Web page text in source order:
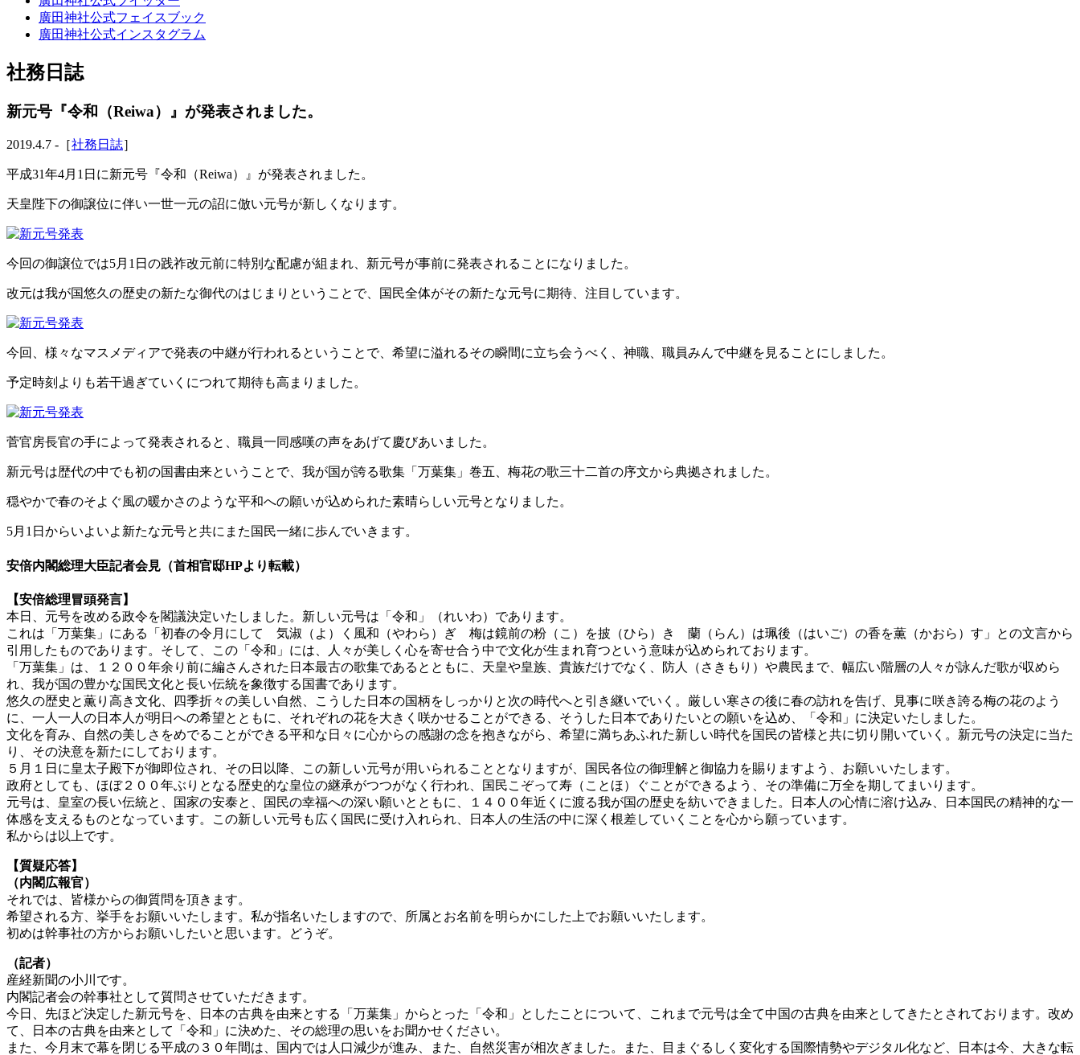
廣田神社公式フェイスブック
廣田神社公式インスタグラム
社務日誌
新元号『令和（Reiwa）』が発表されました。
2019.4.7 -［社務日誌］
平成31年4月1日に新元号『令和（Reiwa）』が発表されました。
天皇陛下の御譲位に伴い一世一元の詔に倣い元号が新しくなります。
今回の御譲位では5月1日の践祚改元前に特別な配慮が組まれ、新元号が事前に発表されることになりました。
改元は我が国悠久の歴史の新たな御代のはじまりということで、国民全体がその新たな元号に期待、注目しています。
今回、様々なマスメディアで発表の中継が行われるということで、希望に溢れるその瞬間に立ち会うべく、神職、職員みんで中継を見ることにしました。
予定時刻よりも若干過ぎていくにつれて期待も高まりました。
菅官房長官の手によって発表されると、職員一同感嘆の声をあげて慶びあいました。
新元号は歴代の中でも初の国書由来ということで、我が国が誇る歌集「万葉集」巻五、梅花の歌三十二首の序文から典拠されました。
穏やかで春のそよぐ風の暖かさのような平和への願いが込められた素晴らしい元号となりました。
5月1日からいよいよ新たな元号と共にまた国民一緒に歩んでいきます。
安倍内閣総理大臣記者会見（首相官邸HPより転載）
【安倍総理冒頭発言】
本日、元号を改める政令を閣議決定いたしました。新しい元号は「令和」（れいわ）であります。
これは「万葉集」にある「初春の令月にして 気淑（よ）く風和（やわら）ぎ 梅は鏡前の粉（こ）を披（ひら）き 蘭（らん）は珮後（はいご）の香を薫（かおら）す」との文言から
引用したものであります。そして、この「令和」には、人々が美しく心を寄せ合う中で文化が生まれ育つという意味が込められております。
「万葉集」は、１２００年余り前に編さんされた日本最古の歌集であるとともに、天皇や皇族、貴族だけでなく、防人（さきもり）や農民まで、幅広い階層の人々が詠んだ歌が収めら
れ、我が国の豊かな国民文化と長い伝統を象徴する国書であります。
悠久の歴史と薫り高き文化、四季折々の美しい自然、こうした日本の国柄をしっかりと次の時代へと引き継いでいく。厳しい寒さの後に春の訪れを告げ、見事に咲き誇る梅の花のよう
に、一人一人の日本人が明日への希望とともに、それぞれの花を大きく咲かせることができる、そうした日本でありたいとの願いを込め、「令和」に決定いたしました。
文化を育み、自然の美しさをめでることができる平和な日々に心からの感謝の念を抱きながら、希望に満ちあふれた新しい時代を国民の皆様と共に切り開いていく。新元号の決定に当た
り、その決意を新たにしております。
５月１日に皇太子殿下が御即位され、その日以降、この新しい元号が用いられることとなりますが、国民各位の御理解と御協力を賜りますよう、お願いいたします。
政府としても、ほぼ２００年ぶりとなる歴史的な皇位の継承がつつがなく行われ、国民こぞって寿（ことほ）ぐことができるよう、その準備に万全を期してまいります。
元号は、皇室の長い伝統と、国家の安泰と、国民の幸福への深い願いとともに、１４００年近くに渡る我が国の歴史を紡いできました。日本人の心情に溶け込み、日本国民の精神的な一
体感を支えるものとなっています。この新しい元号も広く国民に受け入れられ、日本人の生活の中に深く根差していくことを心から願っています。
私からは以上です。
【質疑応答】
（内閣広報官）
それでは、皆様からの御質問を頂きます。
希望される方、挙手をお願いいたします。私が指名いたしますので、所属とお名前を明らかにした上でお願いいたします。
初めは幹事社の方からお願いしたいと思います。どうぞ。
（記者）
産経新聞の小川です。
内閣記者会の幹事社として質問させていただきます。
今日、先ほど決定した新元号を、日本の古典を由来とする「万葉集」からとった「令和」としたことについて、これまで元号は全て中国の古典を由来としてきたとされております。改め
て、日本の古典を由来として「令和」に決めた、その総理の思いをお聞かせください。
また、今月末で幕を閉じる平成の３０年間は、国内では人口減少が進み、また、自然災害が相次ぎました。また、目まぐるしく変化する国際情勢やデジタル化など、日本は今、大きな転